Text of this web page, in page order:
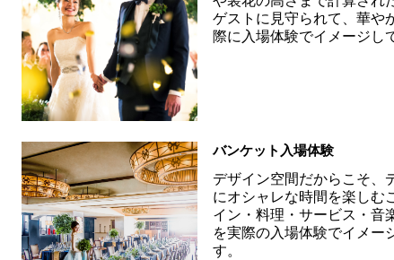
ゲストに見守られて、華や
際に入場体験でイメージし
バンケット入場体験
デザイン空間だからこそ、
にオシャレな時間を楽しむ
イン・料理・サービス・音
を実際の入場体験でイメー
す。